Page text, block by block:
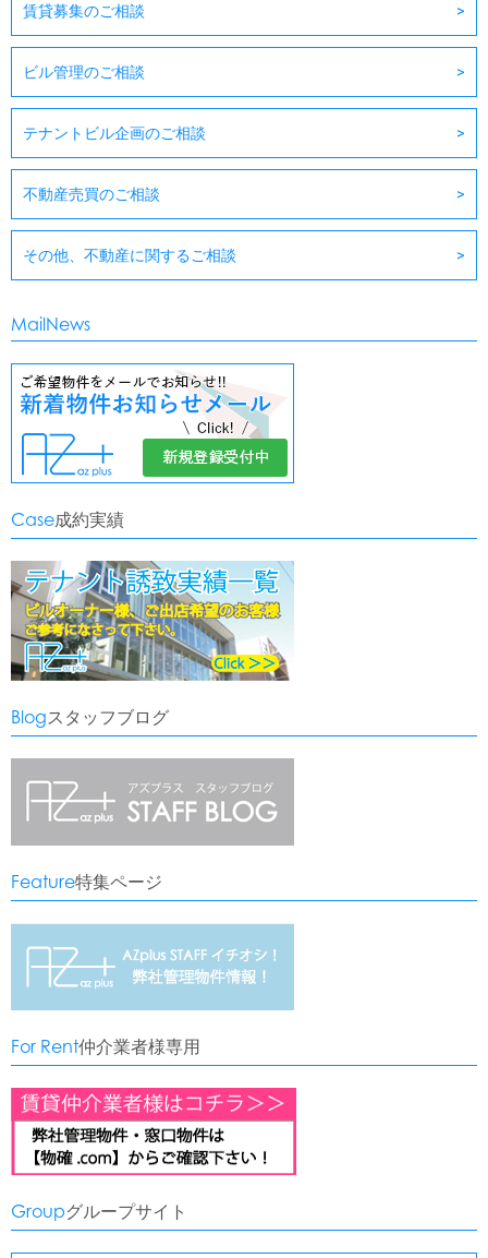
賃貸募集のご相談
ビル管理のご相談
テナントビル企画のご相談
不動産売買のご相談
その他、不動産に関するご相談
MailNews
Case成約実績
Blogスタッフブログ
Feature特集ページ
For Rent仲介業者様専用
Groupグループサイト